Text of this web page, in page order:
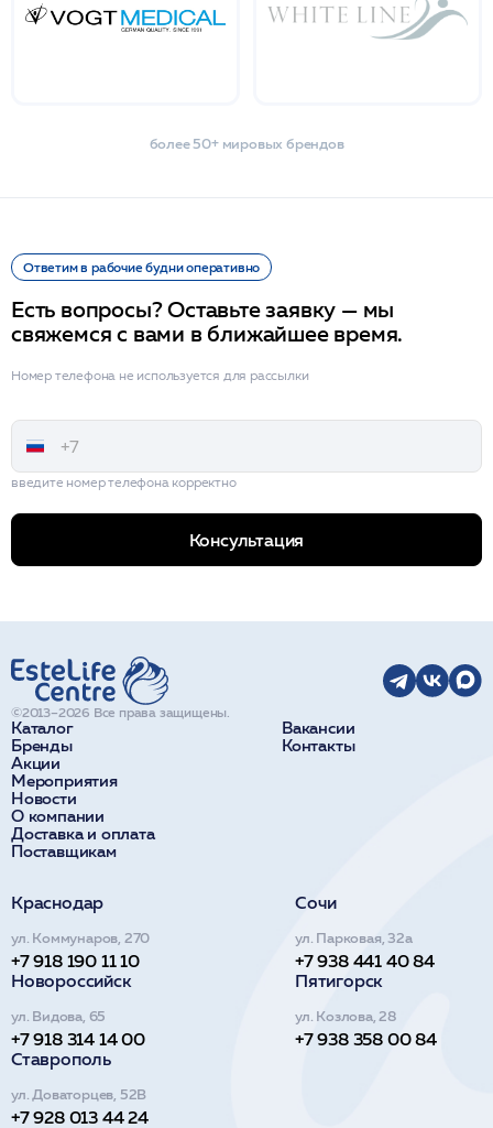
более 50+ мировых брендов
Ответим в рабочие будни оперативно
Есть вопросы? Оставьте заявку — мы
свяжемся с вами в ближайшее время.
Номер телефона не используется для рассылки
введите номер телефона корректно
Консультация
Каталог
Бренды
Акции
Мероприятия
Новости
О компании
Доставка и оплата
Поставщикам
Вакансии
Контакты
©2013–2026 Все права защищены.
Краснодар
ул. Коммунаров, 270
+7 918 190 11 10
Сочи
ул. Парковая, 32а
+7 938 441 40 84
Новороссийск
ул. Видова, 65
+7 918 314 14 00
Пятигорск
ул. Козлова, 28
+7 938 358 00 84
Ставрополь
ул. Доваторцев, 52В
+7 928 013 44 24